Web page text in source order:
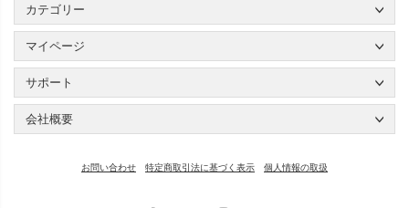
カテゴリー
マイページ
サポート
会社概要
お問い合わせ 特定商取引法に基づく表示 個人情報の取扱